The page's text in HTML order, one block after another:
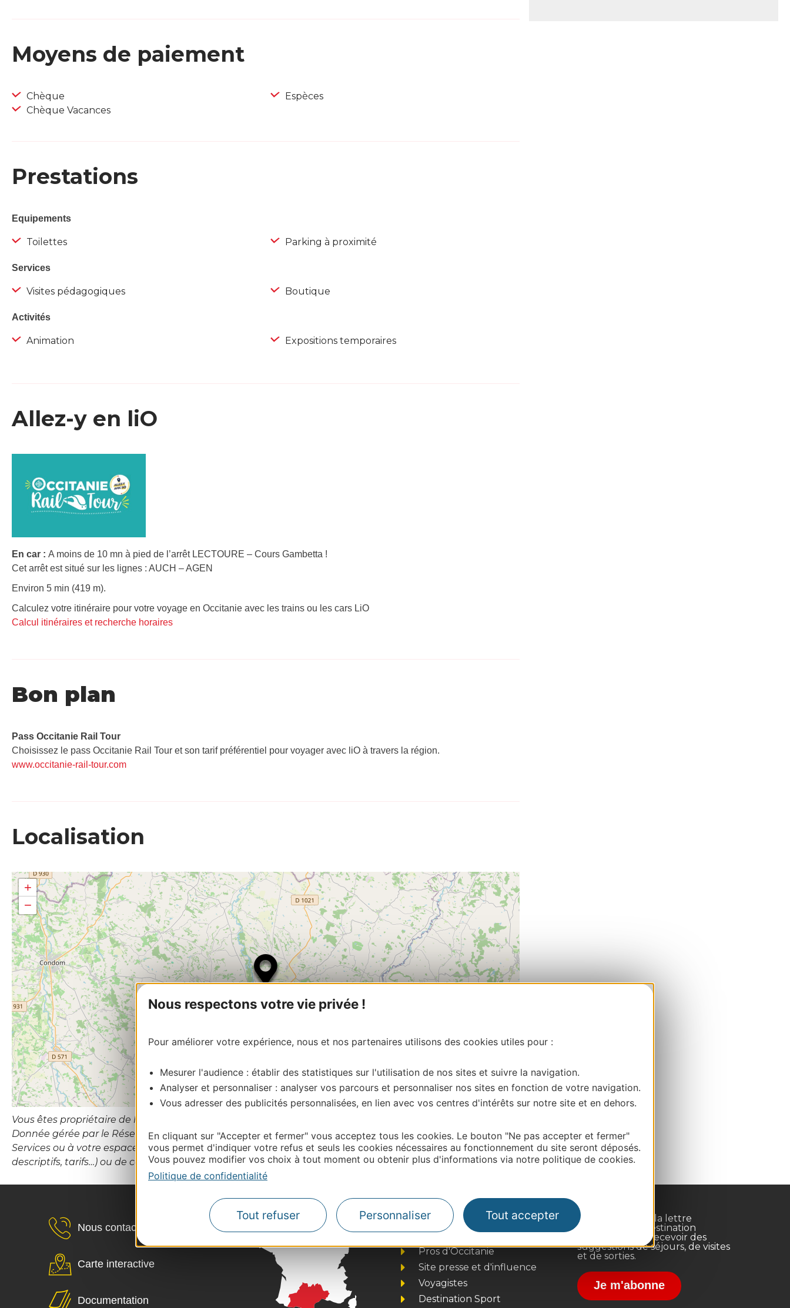
Nous respectons votre vie privée !
Pour améliorer votre expérience, nous et nos partenaires utilisons des cookies utiles pour :
Mesurer l'audience : établir des statistiques sur l'utilisation de nos sites et suivre la navigation.
Analyser et personnaliser : analyser vos parcours et personnaliser nos sites en fonction de votre navigation.
Vous adresser des publicités personnalisées, en lien avec vos centres d'intérêts sur notre site et en dehors.
En cliquant sur "Accepter et fermer" vous acceptez tous les cookies. Le bouton "Ne pas accepter et fermer"
vous permet d'indiquer votre refus et seuls les cookies nécessaires au fonctionnement du site seront déposés.
Vous pouvez modifier vos choix à tout moment ou obtenir plus d'informations via notre politique de cookies.
Politique de confidentialité
Tout refuser Personnaliser Tout accepter
Moyens de paiement
Chèque
Chèque Vacances
Espèces
Prestations
Equipements
Toilettes Parking à proximité
Services
Visites pédagogiques Boutique
Activités
Animation Expositions temporaires
Allez-y en liO
En car : A moins de 10 mn à pied de l’arrêt LECTOURE – Cours Gambetta !
Cet arrêt est situé sur les lignes : AUCH – AGEN
Environ 5 min (419 m).
Calculez votre itinéraire pour votre voyage en Occitanie avec les trains ou les cars LiO
Calcul itinéraires et recherche horaires
Bon plan
Pass Occitanie Rail Tour​
Choisissez le pass Occitanie Rail Tour et son tarif préférentiel pour voyager avec liO à travers la région.
www.occitanie-rail-tour.com
Localisation
+
−
Leaflet| Map data © OpenStreetMap contributors
Vous êtes propriétaire de l’établissement ou le gestionnaire de cette activité?
Donnée gérée par le Réseau d’Information Touristique du Gers, merci de vous connecter à votre espace
Services ou à votre espace Propriétaires (hébergement labellisé) pour toute mise à jour en ligne (photos,
descriptifs, tarifs…) ou de contacter le CDT Destination Gers – centredoc@tourisme-gers.com
Nous contacter
Carte interactive
Documentation
Thermalisme
Business/Mice
Pros d'Occitanie
Site presse et d'influence
Voyagistes
Destination Sport
Inscrivez-vous à la lettre
d'information Destination
Occitanie pour recevoir des
suggestions de séjours, de visites
et de sorties.
Je m'abonne